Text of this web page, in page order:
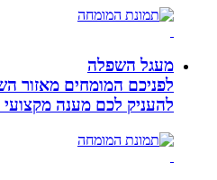
מעגל השפלה
לפניכם המומחים מאזור השפלה
להעניק לכם מענה מקצועי